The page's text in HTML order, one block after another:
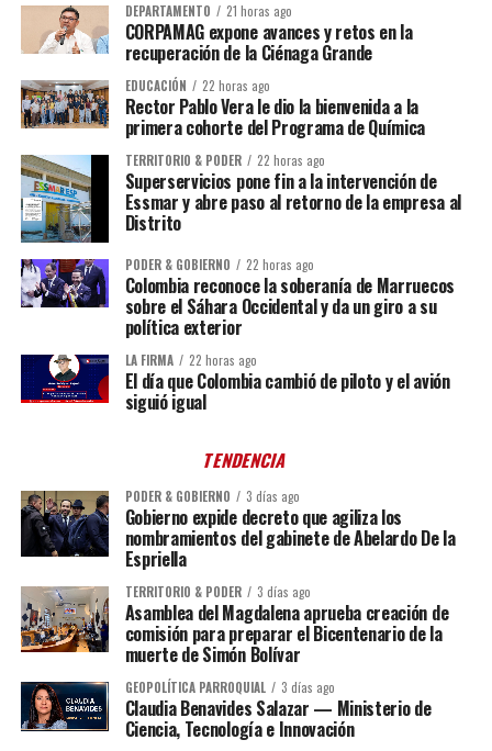
DEPARTAMENTO 21 horas ago
CORPAMAG expone avances y retos en la
recuperación de la Ciénaga Grande
EDUCACIÓN 22 horas ago
Rector Pablo Vera le dio la bienvenida a la
primera cohorte del Programa de Química
TERRITORIO & PODER 22 horas ago
Superservicios pone fin a la intervención de
Essmar y abre paso al retorno de la empresa al
Distrito
PODER & GOBIERNO 22 horas ago
Colombia reconoce la soberanía de Marruecos
sobre el Sáhara Occidental y da un giro a su
política exterior
LA FIRMA 22 horas ago
El día que Colombia cambió de piloto y el avión
siguió igual
TENDENCIA
PODER & GOBIERNO 3 días ago
Gobierno expide decreto que agiliza los
nombramientos del gabinete de Abelardo De la
Espriella
TERRITORIO & PODER 3 días ago
Asamblea del Magdalena aprueba creación de
comisión para preparar el Bicentenario de la
muerte de Simón Bolívar
GEOPOLÍTICA PARROQUIAL 3 días ago
Claudia Benavides Salazar — Ministerio de
Ciencia, Tecnología e Innovación